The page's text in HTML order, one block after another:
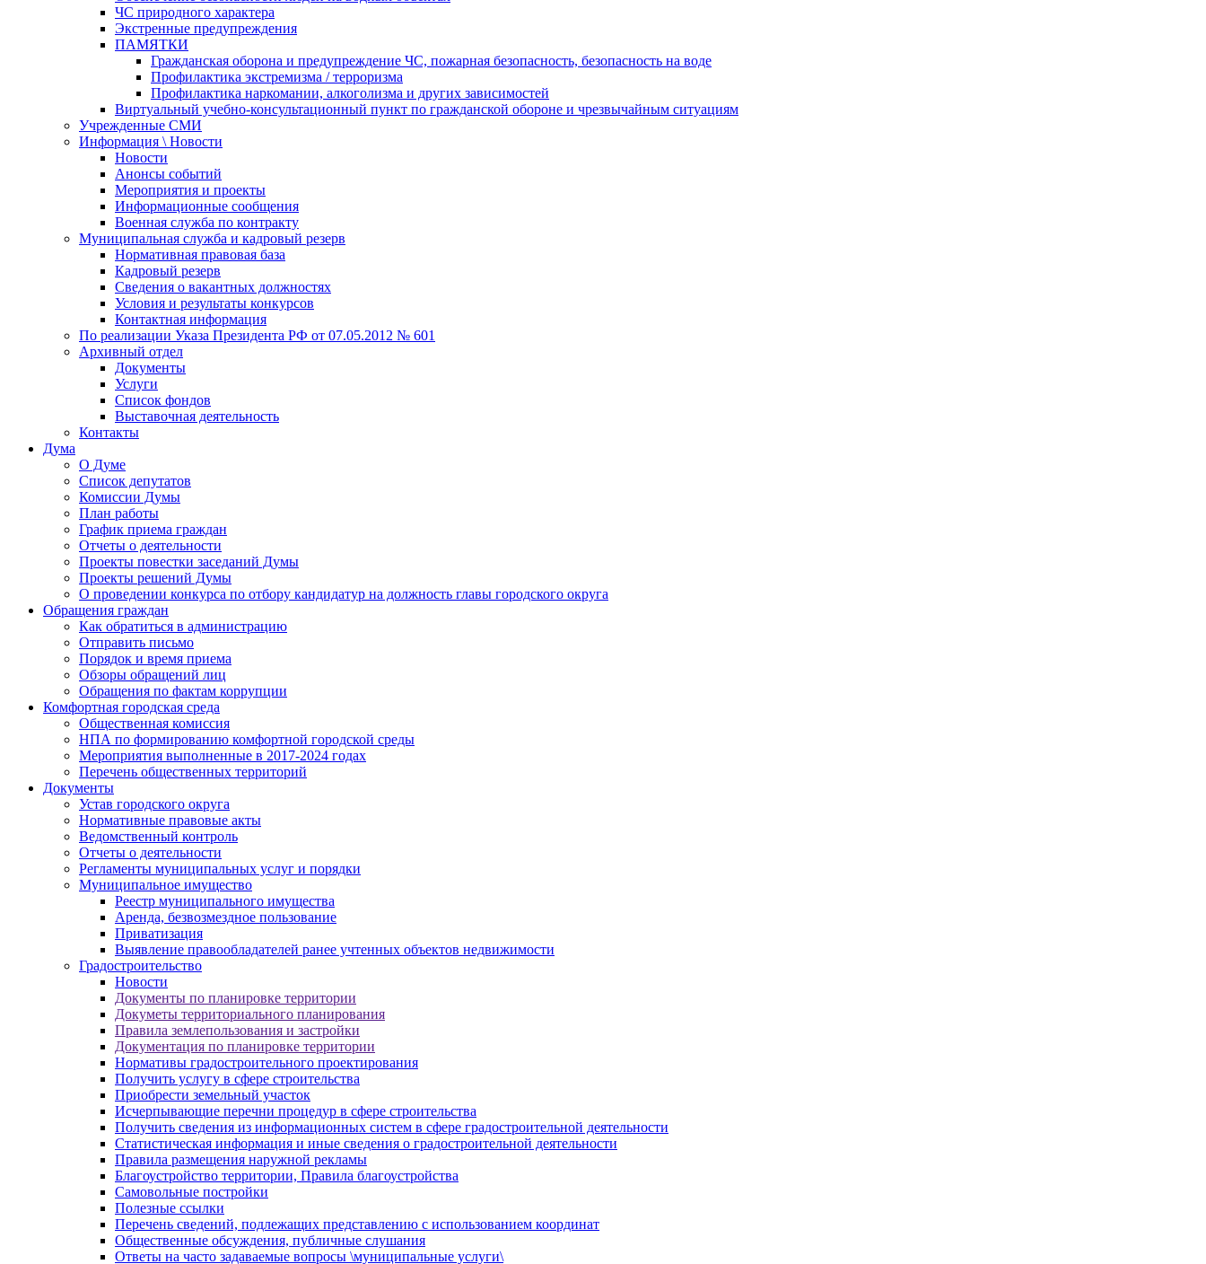
ЧС природного характера
Экстренные предупреждения
ПАМЯТКИ
Гражданская оборона и предупреждение ЧС, пожарная безопасность, безопасность на воде
Профилактика экстремизма / терроризма
Профилактика наркомании, алкоголизма и других зависимостей
Виртуальный учебно-консультационный пункт по гражданской обороне и чрезвычайным ситуациям
Учрежденные СМИ
Информация \ Новости
Новости
Анонсы событий
Мероприятия и проекты
Информационные сообщения
Военная служба по контракту
Муниципальная служба и кадровый резерв
Нормативная правовая база
Кадровый резерв
Сведения о вакантных должностях
Условия и результаты конкурсов
Контактная информация
По реализации Указа Президента РФ от 07.05.2012 № 601
Архивный отдел
Документы
Услуги
Список фондов
Выставочная деятельность
Контакты
Дума
О Думе
Список депутатов
Комиссии Думы
План работы
График приема граждан
Отчеты о деятельности
Проекты повестки заседаний Думы
Проекты решений Думы
О проведении конкурса по отбору кандидатур на должность главы городского округа
Обращения граждан
Как обратиться в администрацию
Отправить письмо
Порядок и время приема
Обзоры обращений лиц
Обращения по фактам коррупции
Комфортная городская среда
Общественная комиссия
НПА по формированию комфортной городской среды
Мероприятия выполненные в 2017-2024 годах
Перечень общественных территорий
Документы
Устав городского округа
Нормативные правовые акты
Ведомственный контроль
Отчеты о деятельности
Регламенты муниципальных услуг и порядки
Муниципальное имущество
Реестр муниципального имущества
Аренда, безвозмездное пользование
Приватизация
Выявление правообладателей ранее учтенных объектов недвижимости
Градостроительство
Новости
Документы по планировке территории
Докуметы территориального планирования
Правила землепользования и застройки
Документация по планировке территории
Нормативы градостроительного проектирования
Получить услугу в сфере строительства
Приобрести земельный участок
Исчерпывающие перечни процедур в сфере строительства
Получить сведения из информационных систем в сфере градостроительной деятельности
Статистическая информация и иные сведения о градостроительной деятельности
Правила размещения наружной рекламы
Благоустройство территории, Правила благоустройства
Самовольные постройки
Полезные ссылки
Перечень сведений, подлежащих представлению с использованием координат
Общественные обсуждения, публичные слушания
Ответы на часто задаваемые вопросы \муниципальные услуги\